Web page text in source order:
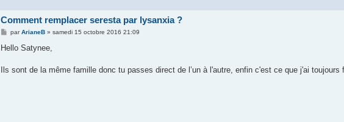
Comment remplacer seresta par lysanxia ?
M
s
g
parArianeB» samedi 15 octobre 2016 21:09
Hello Satynee,
Ils sont de la même famille donc tu passes direct de l’un à l'autre, enfin c'est ce que j'ai toujours